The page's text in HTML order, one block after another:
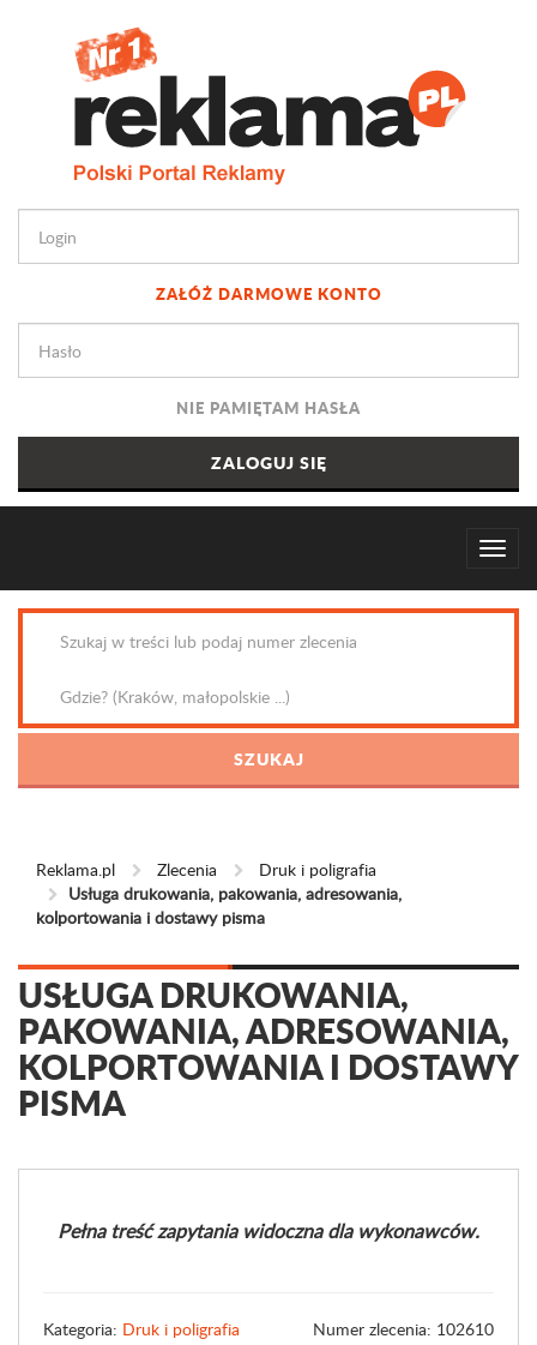
ZAŁÓŻ DARMOWE KONTO
NIE PAMIĘTAM HASŁA
Reklama.pl Zlecenia
Druk i poligrafia
Usługa drukowania, pakowania, adresowania,
kolportowania i dostawy pisma
USŁUGA DRUKOWANIA,
PAKOWANIA, ADRESOWANIA,
KOLPORTOWANIA I DOSTAWY
PISMA
Pełna treść zapytania widoczna dla wykonawców.
Kategoria: Druk i poligrafia Numer zlecenia: 102610